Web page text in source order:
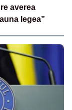
averea
legea”